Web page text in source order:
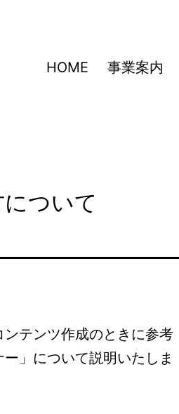
HOME 事業案内
ついて
テンツ作成のときに参考
」について説明いたしま